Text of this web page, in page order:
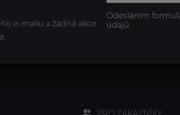
e-mailu a žádná akce
Odesláním
údajů.